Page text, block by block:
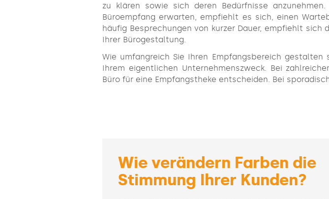
zu klären sowie sich deren Bedürfnisse
Büroempfang erwarten, empfiehlt es sich, einen
häufig Besprechungen von kurzer Dauer, empfiehlt sich
Ihrer Bürogestaltung.
Wie umfangreich Sie Ihren Empfangsbereich
Ihrem eigentlichen Unternehmenszweck. Bei
Büro für eine Empfangstheke entscheiden. Bei
Wie verändern Farben die
Stimmung Ihrer Kunden?